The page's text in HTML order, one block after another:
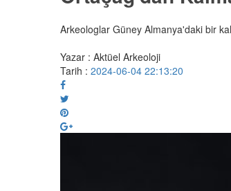
Arkeologlar Güney Almanya'daki bir
Yazar : Aktüel Arkeoloji
Tarih : 2024-06-04 22:13:20